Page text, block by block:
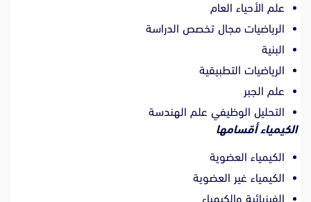
علم الأحياء العام
الرياضيات مجال تخصص الدراسة
البنية
الرياضيات التطبيقية
علم الجبر
التحليل الوظيفي علم الهندسة
الكيمياء أقسامها
الكيمياء العضوية
الكيمياء غير العضوية
الفيزيائية والكيمياء